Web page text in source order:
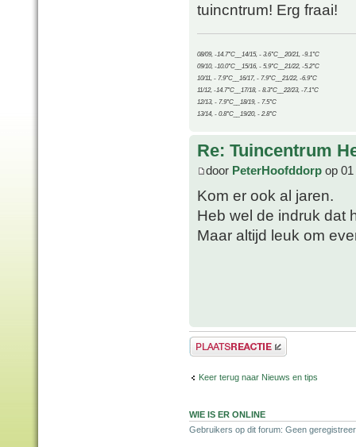
tuincntrum! Erg fraai!
08/09, -14.7°C__14/15, - 3.6°C__20/21, -9.1°C
09/10, -10.0°C__15/16, - 5.9°C__21/22, -5.2°C
10/11, - 7.9°C__16/17, - 7.9°C__21/22, -6.9°C
11/12, -14.7°C__17/18, - 8.3°C__22/23, -7.1°C
12/13, - 7.9°C__18/19, - 7.5°C
13/14, - 0.8°C__19/20, - 2.8°C
Re: Tuincentrum
door PeterHoofddorp op
Kom er ook al jaren.
Heb wel de indruk dat
Maar altijd leuk om
Plaats een reactie
Keer terug naar Nieuws en tips
WIE IS ER ONLINE
Gebruikers op dit forum: Geen